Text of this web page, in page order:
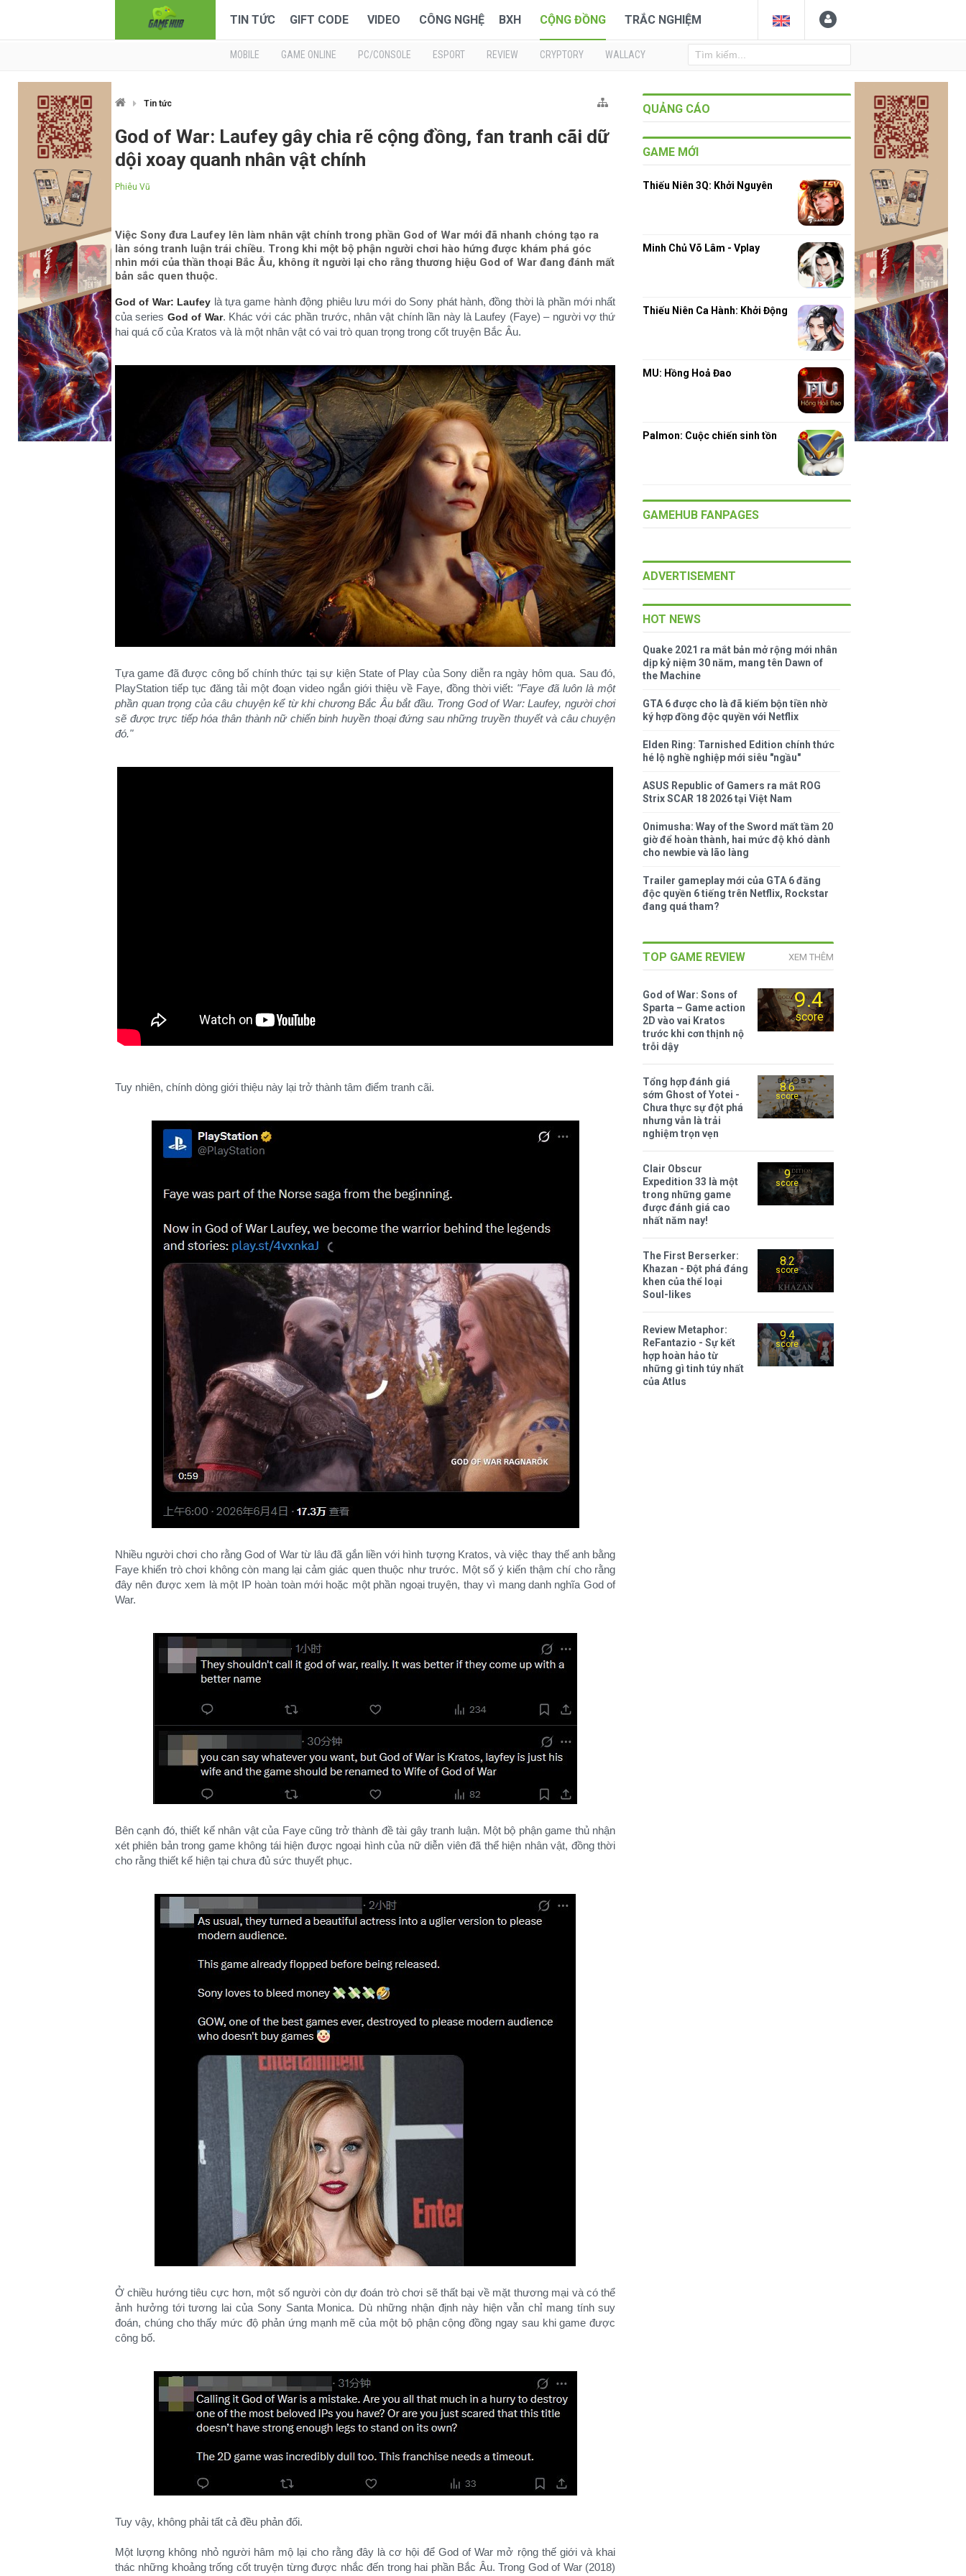
TIN TỨC GIFT CODE VIDEO CÔNG NGHỆ BXH CỘNG ĐỒNG TRẮC NGHIỆM
MOBILE GAME ONLINE PC/CONSOLE ESPORT REVIEW CRYPTORY WALLACY
Tin tức
God of War: Laufey gây chia rẽ cộng đồng, fan tranh cãi dữ
dội xoay quanh nhân vật chính
Phiêu Vũ
Việc Sony đưa Laufey lên làm nhân vật chính trong phần God of War mới đã nhanh chóng tạo ra
làn sóng tranh luận trái chiều. Trong khi một bộ phận người chơi hào hứng được khám phá góc
nhìn mới của thần thoại Bắc Âu, không ít người lại cho rằng thương hiệu God of War đang đánh mất
bản sắc quen thuộc.
God of War: Laufey là tựa game hành động phiêu lưu mới do Sony phát hành, đồng thời là phần mới nhất
của series God of War. Khác với các phần trước, nhân vật chính lần này là Laufey (Faye) – người vợ thứ
hai quá cố của Kratos và là một nhân vật có vai trò quan trọng trong cốt truyện Bắc Âu.
Tựa game đã được công bố chính thức tại sự kiện State of Play của Sony diễn ra ngày hôm qua. Sau đó,
PlayStation tiếp tục đăng tải một đoạn video ngắn giới thiệu về Faye, đồng thời viết: "Faye đã luôn là một
phần quan trọng của câu chuyện kể từ khi chương Bắc Âu bắt đầu. Trong God of War: Laufey, người chơi
sẽ được trực tiếp hóa thân thành nữ chiến binh huyền thoại đứng sau những truyền thuyết và câu chuyện
đó."
Tuy nhiên, chính dòng giới thiệu này lại trở thành tâm điểm tranh cãi.
Nhiều người chơi cho rằng God of War từ lâu đã gắn liền với hình tượng Kratos, và việc thay thế anh bằng
Faye khiến trò chơi không còn mang lại cảm giác quen thuộc như trước. Một số ý kiến thậm chí cho rằng
đây nên được xem là một IP hoàn toàn mới hoặc một phần ngoại truyện, thay vì mang danh nghĩa God of
War.
Bên cạnh đó, thiết kế nhân vật của Faye cũng trở thành đề tài gây tranh luận. Một bộ phận game thủ nhận
xét phiên bản trong game không tái hiện được ngoại hình của nữ diễn viên đã thể hiện nhân vật, đồng thời
cho rằng thiết kế hiện tại chưa đủ sức thuyết phục.
Ở chiều hướng tiêu cực hơn, một số người còn dự đoán trò chơi sẽ thất bại về mặt thương mại và có thể
ảnh hưởng tới tương lai của Sony Santa Monica. Dù những nhận định này hiện vẫn chỉ mang tính suy
đoán, chúng cho thấy mức độ phản ứng mạnh mẽ của một bộ phận cộng đồng ngay sau khi game được
công bố.
Tuy vậy, không phải tất cả đều phản đối.
Một lượng không nhỏ người hâm mộ lại cho rằng đây là cơ hội để God of War mở rộng thế giới và khai
thác những khoảng trống cốt truyện từng được nhắc đến trong hai phần Bắc Âu. Trong God of War (2018)
QUẢNG CÁO
GAME MỚI
Thiếu Niên 3Q: Khởi Nguyên
Minh Chủ Võ Lâm - Vplay
Thiếu Niên Ca Hành: Khởi Động
MU: Hồng Hoả Đao
Palmon: Cuộc chiến sinh tồn
GAMEHUB FANPAGES
ADVERTISEMENT
HOT NEWS
Quake 2021 ra mắt bản mở rộng mới nhân
dịp kỷ niệm 30 năm, mang tên Dawn of
the Machine
GTA 6 được cho là đã kiếm bộn tiền nhờ
ký hợp đồng độc quyền với Netflix
Elden Ring: Tarnished Edition chính thức
hé lộ nghề nghiệp mới siêu "ngầu"
ASUS Republic of Gamers ra mắt ROG
Strix SCAR 18 2026 tại Việt Nam
Onimusha: Way of the Sword mất tầm 20
giờ để hoàn thành, hai mức độ khó dành
cho newbie và lão làng
Trailer gameplay mới của GTA 6 đăng
độc quyền 6 tiếng trên Netflix, Rockstar
đang quá tham?
TOP GAME REVIEW XEM THÊM
9.4
score
God of War: Sons of
Sparta – Game action
2D vào vai Kratos
trước khi cơn thịnh nộ
trỗi dậy
8.6
score
Tổng hợp đánh giá
sớm Ghost of Yotei -
Chưa thực sự đột phá
nhưng vẫn là trải
nghiệm trọn vẹn
9
score
Clair Obscur
Expedition 33 là một
trong những game
được đánh giá cao
nhất năm nay!
8.2
score
The First Berserker:
Khazan - Đột phá đáng
khen của thể loại
Soul-likes
9.4
score
Review Metaphor:
ReFantazio - Sự kết
hợp hoàn hảo từ
những gì tinh túy nhất
của Atlus